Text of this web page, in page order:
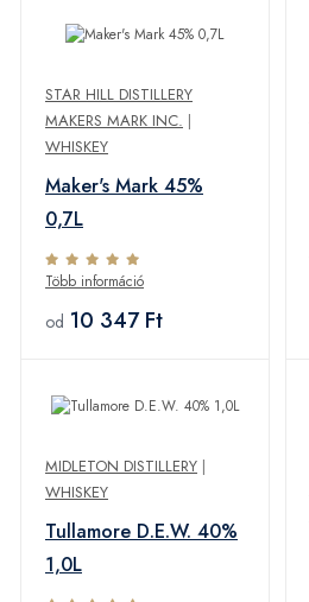
STAR HILL DISTILLERY
MAKERS MARK INC. |
WHISKEY
Maker's Mark 45%
0,7L
Több információ
od 10 347 Ft
MIDLETON DISTILLERY |
WHISKEY
Tullamore D.E.W. 40%
1,0L